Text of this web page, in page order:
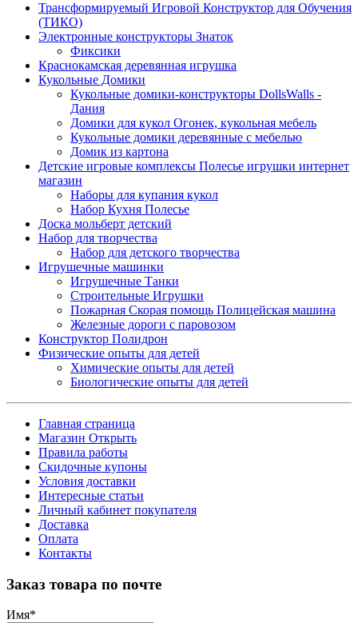
Трансформируемый Игровой Конструктор для Обучения
(ТИКО)
Электронные конструкторы Знаток
Фиксики
Краснокамская деревянная игрушка
Кукольные Домики
Кукольные домики-конструкторы DollsWalls -
Дания
Домики для кукол Огонек, кукольная мебель
Кукольные домики деревянные с мебелью
Домик из картона
Детские игровые комплексы Полесье игрушки интернет
магазин
Наборы для купания кукол
Набор Кухня Полесье
Доска мольберт детский
Набор для творчества
Набор для детского творчества
Игрушечные машинки
Игрушечные Танки
Строительные Игрушки
Пожарная Скорая помощь Полицейская машина
Железные дороги с паровозом
Конструктор Полидрон
Физические опыты для детей
Химические опыты для детей
Биологические опыты для детей
Главная страница
Магазин Открыть
Правила работы
Скидочные купоны
Условия доставки
Интересные статьи
Личный кабинет покупателя
Доставка
Оплата
Контакты
Заказ товара по почте
Имя*